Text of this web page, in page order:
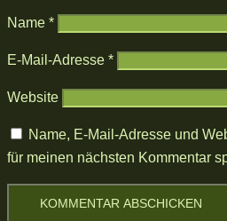
Name *
E-Mail-Adresse *
Website
Name, E-Mail-Adresse und
für meinen nächsten Kommentar